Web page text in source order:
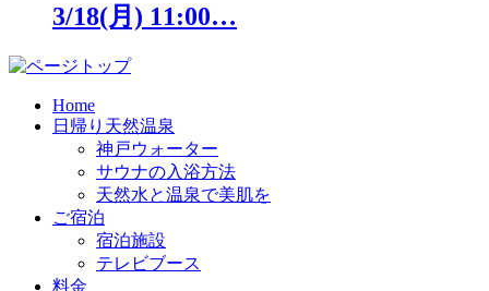
3/18(月) 11:00…
Home
日帰り天然温泉
神戸ウォーター
サウナの入浴方法
天然水と温泉で美肌を
ご宿泊
宿泊施設
テレビブース
料金